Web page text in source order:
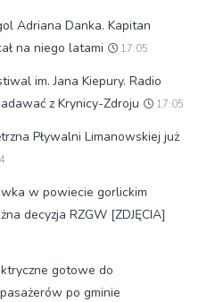
Adriana Danka. Kapitan
na niego latami
17:05
im. Jana Kiepury. Radio
z Krynicy-Zdroju
17:05
Pływalni Limanowskiej już
w powiecie gorlickim
decyzja RZGW [ZDJĘCIA]
gotowe do
po gminie